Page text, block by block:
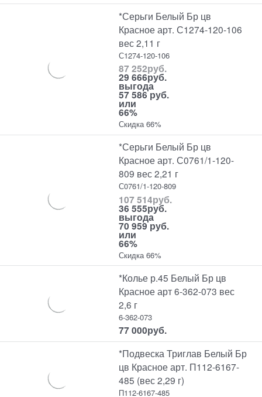
*Серьги Белый Бр цв
Красное арт. С1274-120-106
вес 2,11 г
С1274-120-106
87 252руб.
29 666руб.
выгода
57 586 руб.
или
66%
Скидка 66%
*Серьги Белый Бр цв
Красное арт. С0761/1-120-
809 вес 2,21 г
С0761/1-120-809
107 514руб.
36 555руб.
выгода
70 959 руб.
или
66%
Скидка 66%
*Колье р.45 Белый Бр цв
Красное арт 6-362-073 вес
2,6 г
6-362-073
77 000руб.
*Подвеска Триглав Белый Бр
цв Красное арт. П112-6167-
485 (вес 2,29 г)
П112-6167-485